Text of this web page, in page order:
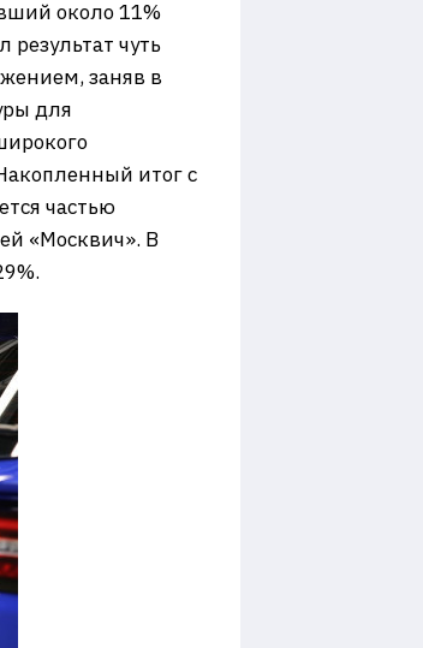
около 11%
чуть
заняв в
для
итог с
частью
«Москвич». В